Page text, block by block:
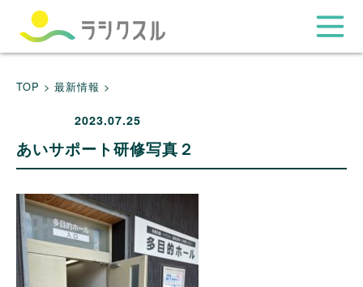
TOP > 最新情報 >
2023.07.25
あいサポート研修写真２